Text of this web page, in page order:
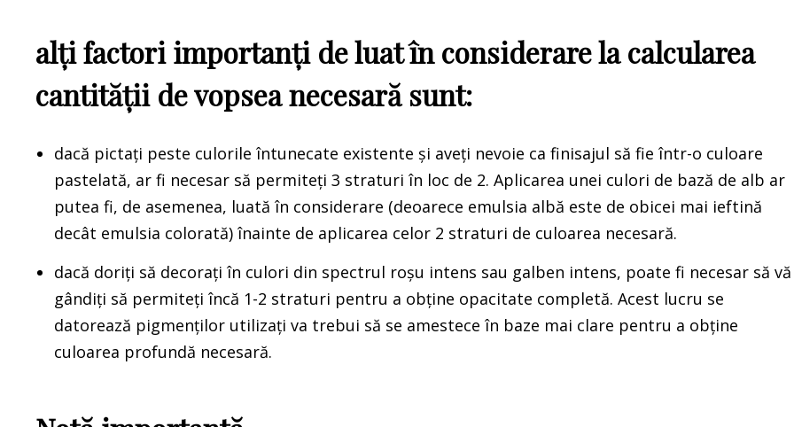
alți factori importanți de luat în considerare la calcularea
cantității de vopsea necesară sunt:
dacă pictați peste culorile întunecate existente și aveți nevoie ca finisajul să fie într-o culoare
pastelată, ar fi necesar să permiteți 3 straturi în loc de 2. Aplicarea unei culori de bază de alb ar
putea fi, de asemenea, luată în considerare (deoarece emulsia albă este de obicei mai ieftină
decât emulsia colorată) înainte de aplicarea celor 2 straturi de culoarea necesară.
dacă doriți să decorați în culori din spectrul roșu intens sau galben intens, poate fi necesar să vă
gândiți să permiteți încă 1-2 straturi pentru a obține opacitate completă. Acest lucru se
datorează pigmenților utilizați va trebui să se amestece în baze mai clare pentru a obține
culoarea profundă necesară.